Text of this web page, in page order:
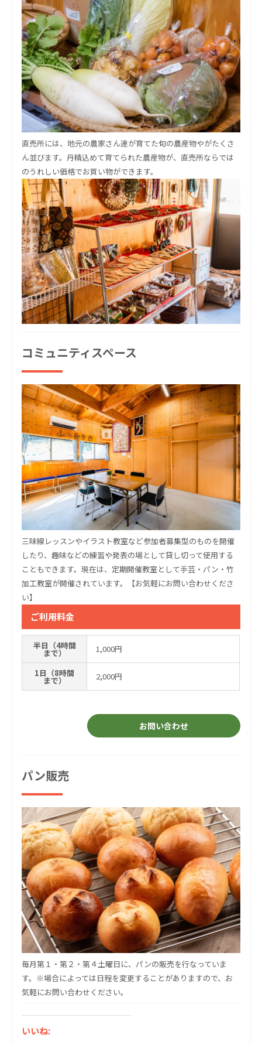
直売所には、地元の農家さん達が育てた旬の農産物やがたくさ
ん並びます。丹精込めて育てられた農産物が、直売所ならでは
のうれしい価格でお買い物ができます。
コミュニティスペース
三味線レッスンやイラスト教室など参加者募集型のものを開催
したり、趣味などの練習や発表の場として貸し切って使用する
こともできます。現在は、定期開催教室として手芸・パン・竹
加工教室が開催されています。【お気軽にお問い合わせくださ
い】
ご利用料金
半日（4時間
まで） 1,000円
1日（8時間
まで） 2,000円
お問い合わせ
パン販売
毎月第１・第２・第４土曜日に、パンの販売を行なっていま
す。※場合によっては日程を変更することがありますので、お
気軽にお問い合わせください。
いいね: